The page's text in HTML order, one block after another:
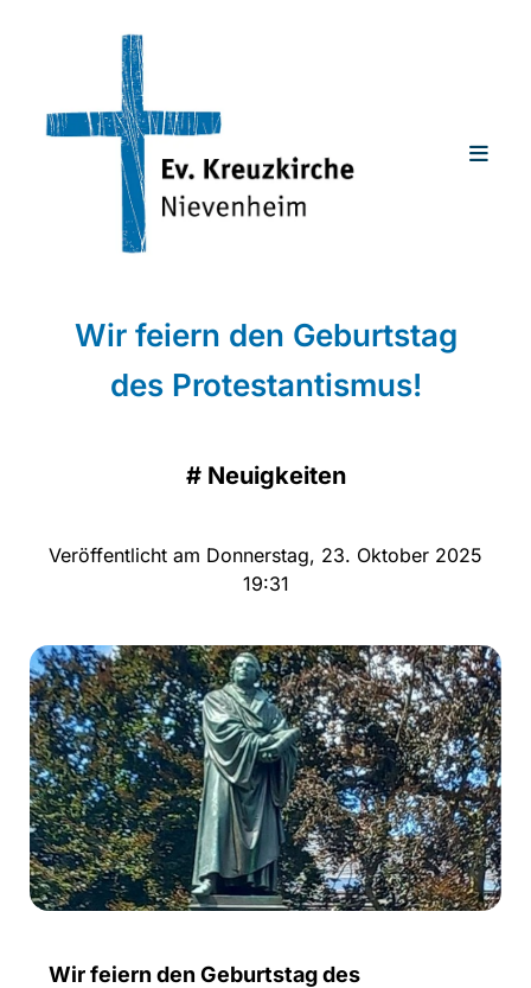
Wir feiern den Geburtstag
des Protestantismus!
# Neuigkeiten
Veröffentlicht am Donnerstag, 23. Oktober 2025
19:31
Wir feiern den Geburtstag des